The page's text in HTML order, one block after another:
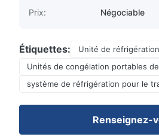
Prix:
Négociable
Étiquettes:
Unité de
Unités de congélation portables
système de réfrigération pour le
Renseignez-